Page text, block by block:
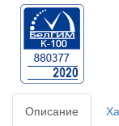
Описание